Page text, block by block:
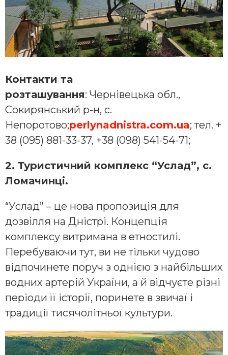
Контакти та
розташування: Чернівецька обл.,
Сокирянський р-н, с.
Непоротово;perlynadnistra.com.ua; тел. +
38 (095) 881-33-37, +38 (098) 541-54-71;
2. Туристичний комплекс “Услад”, с.
Ломачинці.
“Услад” – це нова пропозиція для
дозвілля на Дністрі. Концепція
комплексу витримана в етностилі.
Перебуваючи тут, ви не тільки чудово
відпочинете поруч з однією з найбільших
водних артерій України, а й відчуєте різні
періоди її історії, поринете в звичаї і
традиції тисячолітньої культури.